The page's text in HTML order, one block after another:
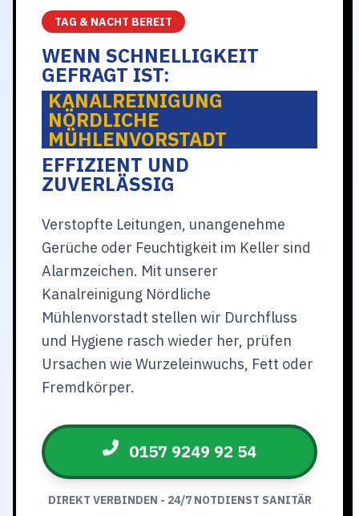
TAG & NACHT BEREIT
WENN SCHNELLIGKEIT
GEFRAGT IST:
KANALREINIGUNG
NÖRDLICHE
MÜHLENVORSTADT
EFFIZIENT UND
ZUVERLÄSSIG
Verstopfte Leitungen, unangenehme
Gerüche oder Feuchtigkeit im Keller sind
Alarmzeichen. Mit unserer
Kanalreinigung Nördliche
Mühlenvorstadt stellen wir Durchfluss
und Hygiene rasch wieder her, prüfen
Ursachen wie Wurzeleinwuchs, Fett oder
Fremdkörper.
0157 9249 92 54
DIREKT VERBINDEN - 24/7 NOTDIENST SANITÄR